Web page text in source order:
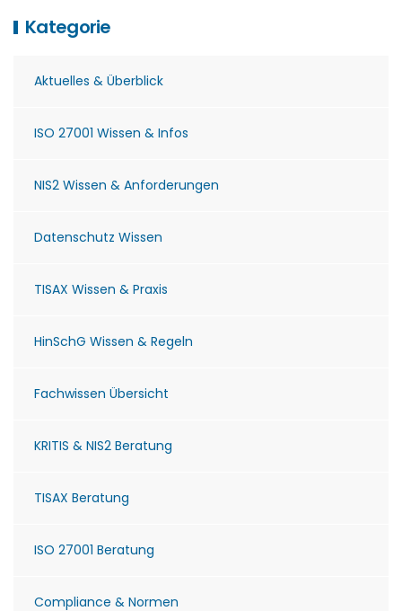
Kategorie
Aktuelles & Überblick
ISO 27001 Wissen & Infos
NIS2 Wissen & Anforderungen
Datenschutz Wissen
TISAX Wissen & Praxis
HinSchG Wissen & Regeln
Fachwissen Übersicht
KRITIS & NIS2 Beratung
TISAX Beratung
ISO 27001 Beratung
Compliance & Normen